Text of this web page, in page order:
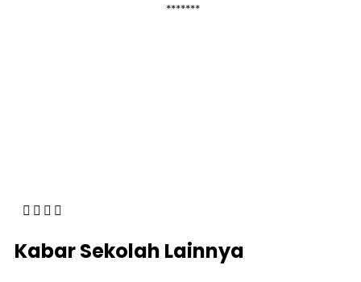
*******
Kabar Sekolah Lainnya